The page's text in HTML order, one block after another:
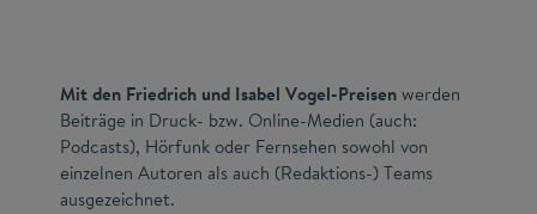
Mit den Friedrich und Isabel Vogel-Preisenwerden
Beiträge in Druck- bzw. Online-Medien (auch:
Podcasts), Hörfunk oder Fernsehen sowohl von
einzelnen Autoren als auch (Redaktions-) Teams
ausgezeichnet.